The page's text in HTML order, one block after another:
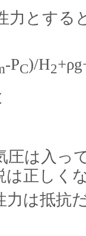
力とする
-PC)/H2
圧は入っ
は正しく
は抵抗